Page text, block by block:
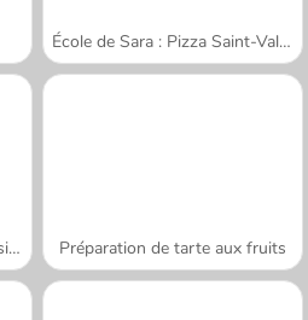
École de Sara : Pizza Saint-Valentin
Chef Burger : Histoire de Cuisine Préparation de tarte aux fruits